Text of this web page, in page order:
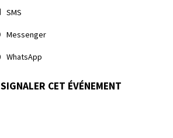
SMS
Messenger
WhatsApp
SIGNALER CET ÉVÉNEMENT